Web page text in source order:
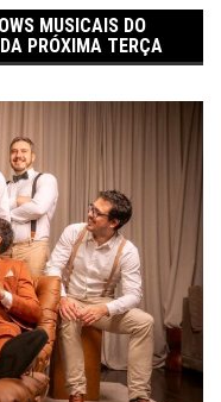
MUSICAIS DO
PRÓXIMA TERÇA